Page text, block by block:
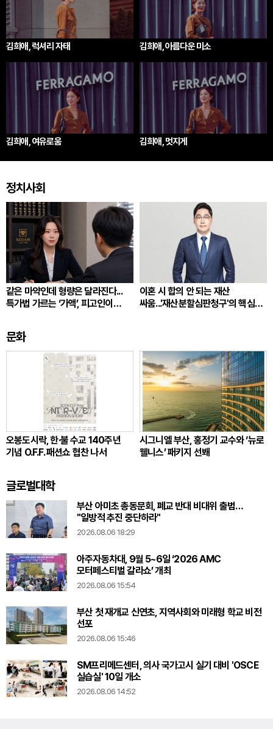
김희애, 럭셔리 자태 김희애, 아름다운 미소
김희애, 여유로움 김희애, 멋지게
정치사회
같은 마약인데 형량은 달라진다...
특가법 가르는 ‘가액’, 피고인이
이혼 시 합의 안 되는 재산
싸움...'재산분할심판청구'의 핵심
문화
오봉도시락, 한·불 수교 140주년
기념 O.F.F. 패션쇼 협찬 나서
시그니엘 부산, 홍정기 교수와 ‘뉴로
웰니스’ 패키지 선봬
글로벌대학
부산 아미초 총동문회, 폐교 반대 비대위 출범…
"일방적 추진 중단하라"
2026.08.06 18:29
아주자동차대, 9월 5~6일 ‘2026 AMC
모터페스티벌 갈라쇼’ 개최
2026.08.06 15:54
부산 첫 재개교 신연초, 지역사회와 미래형 학교 비전
선포
2026.08.06 15:46
SM프리메드센터, 의사 국가고시 실기 대비 'OSCE
실습실' 10일 개소
2026.08.06 14:52